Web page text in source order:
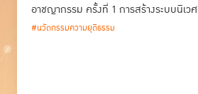
อาชญากรรม ครั้งที่ 1 การสร้างระบบนิเวศ
ด้านวิทยาการอาชญากรรม และนวัตกรรม
#นวัตกรรมความยุติธรรม